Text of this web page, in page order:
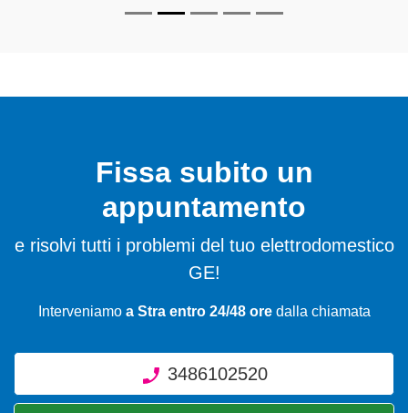
Fissa subito un
appuntamento
e risolvi tutti i problemi del tuo elettrodomestico
GE!
Interveniamo a Stra entro 24/48 oredalla chiamata
3486102520